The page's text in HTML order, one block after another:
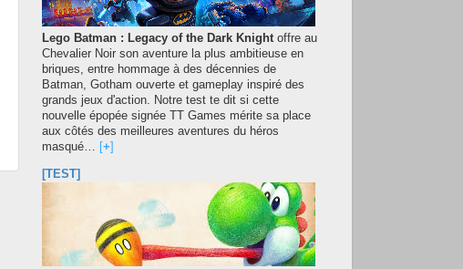
Lego Batman : Legacy of the Dark Knightoffre au
Chevalier Noir son aventure la plus ambitieuse en
briques, entre hommage à des décennies de
Batman, Gotham ouverte et gameplay inspiré des
grands jeux d'action. Notre test te dit si cette
nouvelle épopée signée TT Games mérite sa place
aux côtés des meilleures aventures du héros
masqué…
+
[TEST]